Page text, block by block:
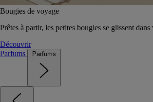
Bougies de voyage
Prêtes à partir, les petites bougies se glissent
Découvrir
Parfums
Parfums